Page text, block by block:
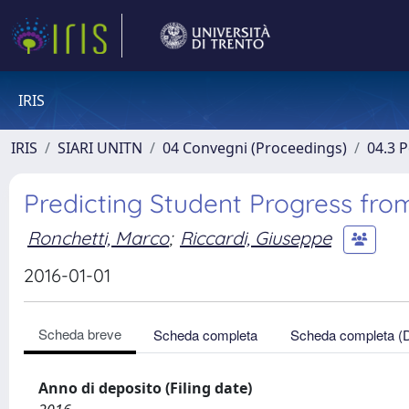
IRIS
IRIS SIARI UNITN 04 Convegni (Proceedings) 04.3
Predicting Student Progress
Ronchetti, Marco; Riccardi, Giuseppe
2016-01-01
Scheda breve Scheda completa Scheda completa
Anno di deposito (Filing date)